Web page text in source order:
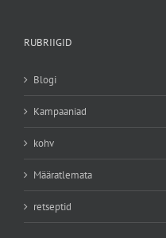
RUBRIIGID
Blogi
Kampaaniad
kohv
Määratlemata
retseptid